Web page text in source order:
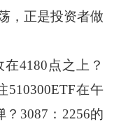
，正是投资者做
4180点之上？
510300ETF在午
3087：2256的